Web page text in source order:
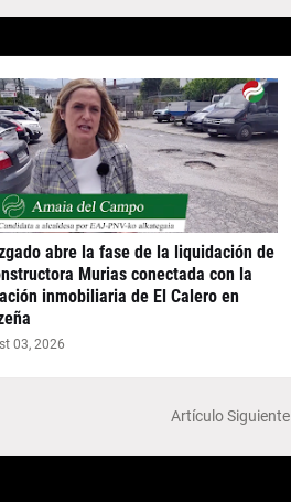
abre la fase de la liquidación de
Murias conectada con la
inmobiliaria de El Calero en
03, 2026
Artículo Siguiente